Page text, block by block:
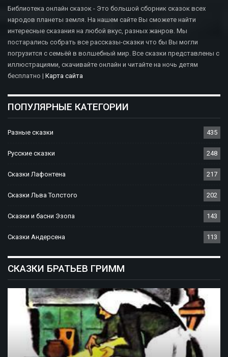
Библиотека онлайн сказок - Это большой сборник сказок всех
народов планеты земля. На нашем сайте Вы сможете найти
интересные сказания на любой вкус, разных жанров. Мы
постарались собрать все рассказы-сказки что бы Вы могли
погрузится с семьёй в волшебный мир. Все сказки представлены с
иллюстрациями, скачивайте онлайн и читайте на ночь детям
бесплатно | Карта сайта
ПОПУЛЯРНЫЕ КАТЕГОРИИ
Разные сказки 435
Русские сказки 248
Сказки Лафонтена 217
Сказки Льва Толстого 202
Сказки и басни Эзопа 143
Сказки Андерсена 113
СКАЗКИ БРАТЬЕВ ГРИММ